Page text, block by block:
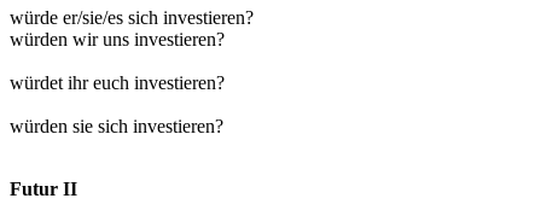
würde er/sie/es sich investieren?
würden wir uns investieren?
würdet ihr euch investieren?
würden sie sich investieren?
Futur II